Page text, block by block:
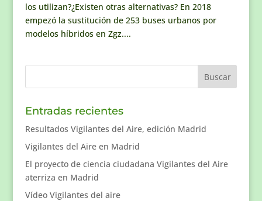
los utilizan?¿Existen otras alternativas? En 2018
empezó la sustitución de 253 buses urbanos por
modelos híbridos en Zgz....
Entradas recientes
Resultados Vigilantes del Aire, edición Madrid
Vigilantes del Aire en Madrid
El proyecto de ciencia ciudadana Vigilantes del Aire
aterriza en Madrid
Vídeo Vigilantes del aire